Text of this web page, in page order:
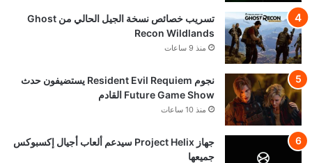
تسريب خصائص نسخة الجيل الحالي من Ghost
Recon Wildlands
منذ 9 ساعات
نجوم Resident Evil Requiem يستضيفون حدث
Future Game Show القادم
منذ 10 ساعات
جهاز Project Helix سيدعم ألعاب أجيال إكسبوكس
جميعها